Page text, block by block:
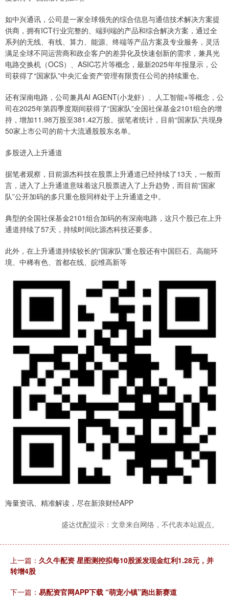
如中兴通讯，公司是一家全球领先的综合信息与通信技术解决方案提
供商，拥有ICT行业完整的、端到端的产品和综合解决方案，通过全
系列的无线、有线、算力、能源、终端等产品方案及专业服务，灵活
满足全球不同运营商和政企客户的差异化及快速创新的需求，兼具光
电路交换机（OCS）、ASIC芯片等概念，最新2025年年报显示，公
司获得了“国家队”中央汇金资产管理有限责任公司的持续重仓。
还有深南电路，公司兼具AI AGENT(小龙虾）、人工智能+等概念，公
司在2025年第四季度期间获得了“国家队”全国社保基金2101组合的增
持，增加11.98万股至381.42万股。据笔者统计，目前“国家队”共现身
50家上市公司的前十大流通股股东名单。
多股进入上升通道
据笔者观察，目前源杰科技在股票上升通道已经持续了13天，一般而
言，进入了上升通道意味着这只股票进入了上升趋势，而目前“国家
队”公开加码的多只重仓股同样处于上升通道之中。
典型的全国社保基金2101组合加码的有深南电路，这只个股已在上升
通道持续了57天，持续时间比源杰科技还要多。
此外，在上升通道持续较长的“国家队”重仓股还有中国巨石、高能环
境、中稀有色、首都在线、皖维高新等
海量资讯、精准解读，尽在新浪财经APP
盛达优配提示：文章来自网络，不代表本站观点。
上一篇： 久久牛配资 星图测控拟每10股派发现金红利1.28元，并
转增4股
下一篇： 易配资官网APP下载 “萌宠小镇”跑出新赛道